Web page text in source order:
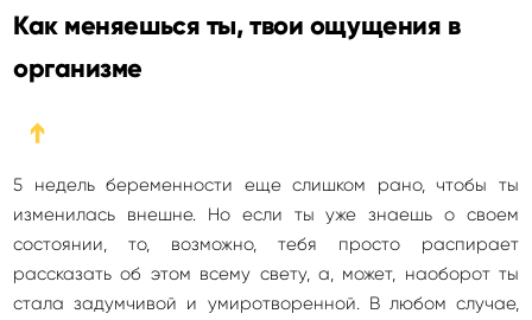
Как меняешься ты, твои ощущения в
организме
➔
5 недель беременности еще слишком рано, чтобы ты
изменилась внешне. Но если ты уже знаешь о своем
состоянии, то, возможно, тебя просто распирает
рассказать об этом всему свету, а, может, наоборот ты
стала задумчивой и умиротворенной. В любом случае,